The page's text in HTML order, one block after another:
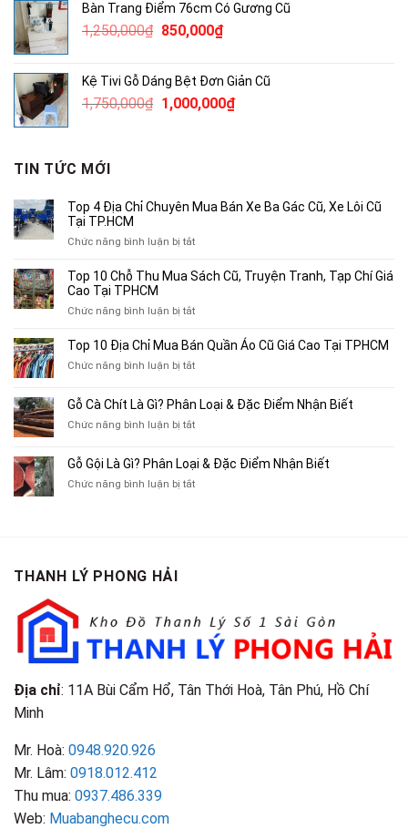
850,000₫.là:
650,000₫.
Bàn Trang Điểm 76cm Có Gương Cũ
1,250,000₫ Giá
1,250,000₫.
850,000₫Giá
là:
850,000₫.
Kệ Tivi Gỗ Dáng Bệt Đơn Giản Cũ
1,750,000₫ Giá
1,000,000₫Giá
TIN TỨC MỚI
Top 4 Địa Chỉ Chuyên Mua Bán Xe Ba Gác Cũ, Xe Lôi Cũ
Tại TP.HCM
Chức năng bình luận bị tắtở
4
Chuyên
Bán
Xe
Cũ,
Xe
Cũ
TP.HCM
Top 10 Chỗ Thu Mua Sách Cũ, Truyện Tranh, Tạp Chí Giá
Cao Tại TPHCM
Chức năng bình luận bị tắtở
10
Thu
Sách
Tạp
Chí
Top 10 Địa Chỉ Mua Bán Quần Áo Cũ Giá Cao Tại TPHCM
Chức năng bình luận bị tắtở
Địa
Chỉ
Bán
Áo
Gỗ Cà Chít Là Gì? Phân Loại & Đặc Điểm Nhận Biết
Chức năng bình luận bị tắtở
Chít
Là
Gỗ Gội Là Gì? Phân Loại & Đặc Điểm Nhận Biết
Chức năng bình luận bị tắtở
Điểm
Nhận
Biết
THANH LÝ PHONG HẢI
Địa chỉ: 11A Bùi Cẩm Hổ, Tân Thới Hoà, Tân Phú, Hồ Chí
Minh
Mr. Hoà: 0948.920.926
Mr. Lâm: 0918.012.412
Thu mua: 0937.486.339
Web: Muabanghecu.com